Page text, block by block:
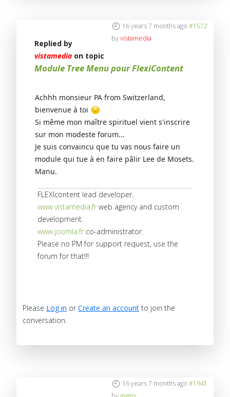
16 years 7 months ago #1572
byvistamedia
Replied by
vistamedia on topic
Module Tree Menu pour FlexiContent
Achhh monsieur PA from Switzerland,
bienvenue à toi
Si même mon maître spirituel vient s'inscrire
sur mon modeste forum...
Je suis convaincu que tu vas nous faire un
module qui tue à en faire pâlir Lee de Mosets.
Manu.
FLEXIcontent lead developer.
www.vistamedia.fr web agency and custom
development.
www.joomla.fr co-administrator.
Please no PM for support request, use the
forum for that!!!
Please Log in or Create an account to join the
conversation.
16 years 7 months ago #1941